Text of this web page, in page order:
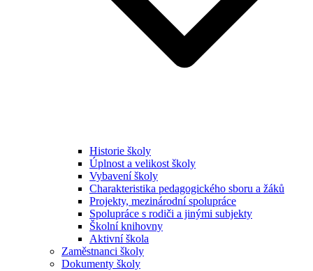
Historie školy
Úplnost a velikost školy
Vybavení školy
Charakteristika pedagogického sboru a žáků
Projekty, mezinárodní spolupráce
Spolupráce s rodiči a jinými subjekty
Školní knihovny
Aktivní škola
Zaměstnanci školy
Dokumenty školy